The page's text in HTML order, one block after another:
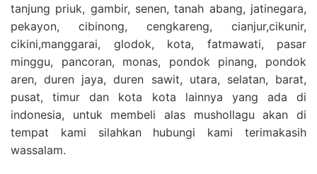
tanjung priuk, gambir, senen, tanah abang, jatinegara,
pekayon, cibinong, cengkareng, cianjur,cikunir,
cikini,manggarai, glodok, kota, fatmawati, pasar
minggu, pancoran, monas, pondok pinang, pondok
aren, duren jaya, duren sawit, utara, selatan, barat,
pusat, timur dan kota kota lainnya yang ada di
indonesia, untuk membeli alas mushollagu akan di
tempat kami silahkan hubungi kami terimakasih
wassalam.